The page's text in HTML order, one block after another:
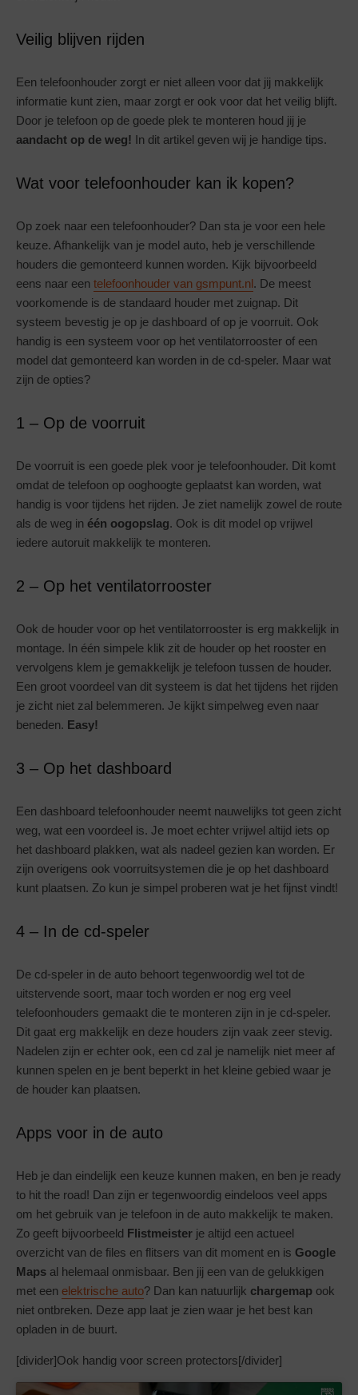
Veilig blijven rijden
Een telefoonhouder zorgt er niet alleen voor dat jij makkelijk
informatie kunt zien, maar zorgt er ook voor dat het veilig blijft.
Door je telefoon op de goede plek te monteren houd jij je
aandacht op de weg! In dit artikel geven wij je handige tips.
Wat voor telefoonhouder kan ik kopen?
Op zoek naar een telefoonhouder? Dan sta je voor een hele
keuze. Afhankelijk van je model auto, heb je verschillende
houders die gemonteerd kunnen worden. Kijk bijvoorbeeld
eens naar een telefoonhouder van gsmpunt.nl. De meest
voorkomende is de standaard houder met zuignap. Dit
systeem bevestig je op je dashboard of op je voorruit. Ook
handig is een systeem voor op het ventilatorrooster of een
model dat gemonteerd kan worden in de cd-speler. Maar wat
zijn de opties?
1 – Op de voorruit
De voorruit is een goede plek voor je telefoonhouder. Dit komt
omdat de telefoon op ooghoogte geplaatst kan worden, wat
handig is voor tijdens het rijden. Je ziet namelijk zowel de route
als de weg in één oogopslag. Ook is dit model op vrijwel
iedere autoruit makkelijk te monteren.
2 – Op het ventilatorrooster
Ook de houder voor op het ventilatorrooster is erg makkelijk in
montage. In één simpele klik zit de houder op het rooster en
vervolgens klem je gemakkelijk je telefoon tussen de houder.
Een groot voordeel van dit systeem is dat het tijdens het rijden
je zicht niet zal belemmeren. Je kijkt simpelweg even naar
beneden. Easy!
3 – Op het dashboard
Een dashboard telefoonhouder neemt nauwelijks tot geen zicht
weg, wat een voordeel is. Je moet echter vrijwel altijd iets op
het dashboard plakken, wat als nadeel gezien kan worden. Er
zijn overigens ook voorruitsystemen die je op het dashboard
kunt plaatsen. Zo kun je simpel proberen wat je het fijnst vindt!
4 – In de cd-speler
De cd-speler in de auto behoort tegenwoordig wel tot de
uitstervende soort, maar toch worden er nog erg veel
telefoonhouders gemaakt die te monteren zijn in je cd-speler.
Dit gaat erg makkelijk en deze houders zijn vaak zeer stevig.
Nadelen zijn er echter ook, een cd zal je namelijk niet meer af
kunnen spelen en je bent beperkt in het kleine gebied waar je
de houder kan plaatsen.
Apps voor in de auto
Heb je dan eindelijk een keuze kunnen maken, en ben je ready
to hit the road! Dan zijn er tegenwoordig eindeloos veel apps
om het gebruik van je telefoon in de auto makkelijk te maken.
Zo geeft bijvoorbeeld Flistmeister je altijd een actueel
overzicht van de files en flitsers van dit moment en is Google
Maps al helemaal onmisbaar. Ben jij een van de gelukkigen
met een elektrische auto? Dan kan natuurlijk chargemap ook
niet ontbreken. Deze app laat je zien waar je het best kan
opladen in de buurt.
[divider]Ook handig voor screen protectors[/divider]